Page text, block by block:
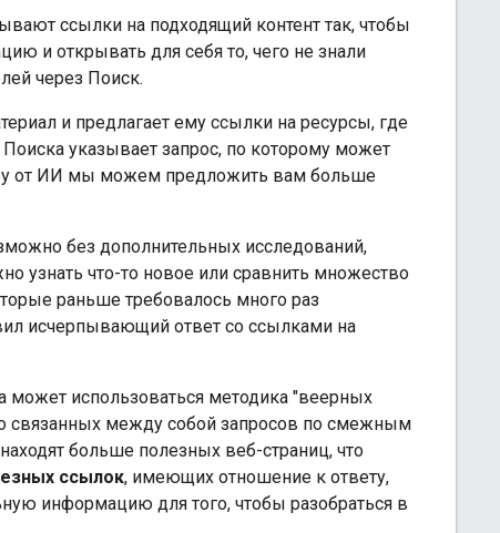
ссылки на подходящий контент так, чтобы
и открывать для себя то, чего не знали
через Поиск.
и предлагает ему ссылки на ресурсы, где
указывает запрос, по которому может
от ИИ мы можем предложить вам больше
без дополнительных исследований,
узнать что-то новое или сравнить множество
раньше требовалось много раз
исчерпывающий ответ со ссылками на
может использоваться методика "веерных
связанных между собой запросов по смежным
больше полезных веб-страниц, что
ссылок, имеющих отношение к ответу,
информацию для того, чтобы разобраться в